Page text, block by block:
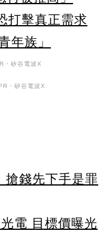
打擊真正需求
年族」
・矽谷電波X
・矽谷電波X
搶錢先下手是罪
電 目標價曝光